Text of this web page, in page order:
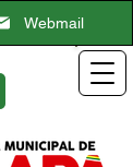
Webmail